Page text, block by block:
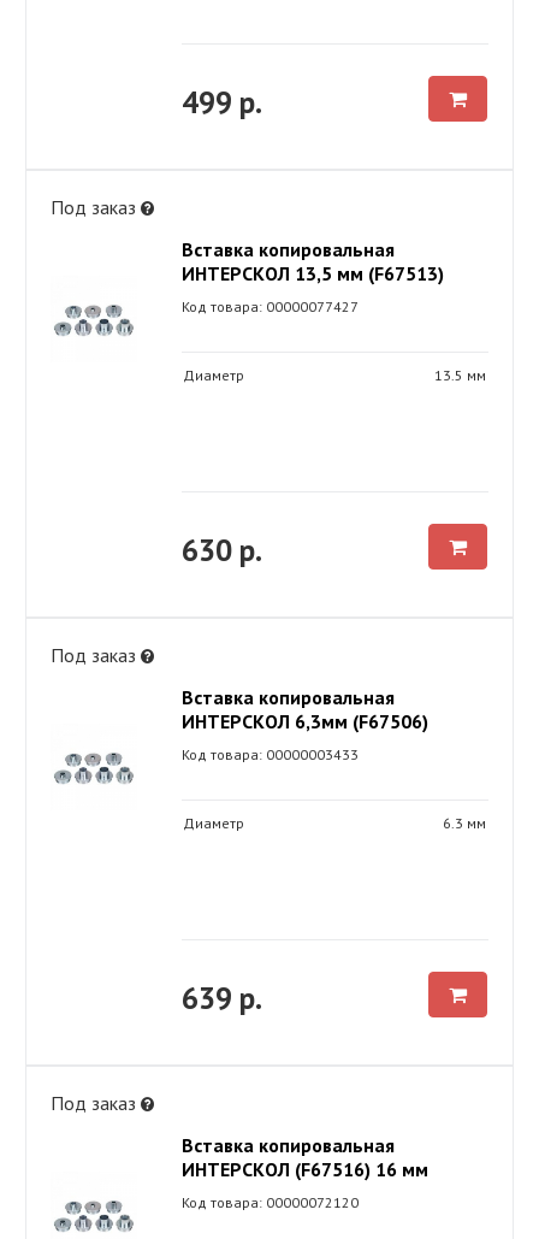
499 р.
Под заказ
Вставка копировальная
ИНТЕРСКОЛ 13,5 мм (F67513)
Код товара: 00000077427
Диаметр 13.5 мм
630 р.
Под заказ
Вставка копировальная
ИНТЕРСКОЛ 6,3мм (F67506)
Код товара: 00000003433
Диаметр 6.3 мм
639 р.
Под заказ
Вставка копировальная
ИНТЕРСКОЛ (F67516) 16 мм
Код товара: 00000072120